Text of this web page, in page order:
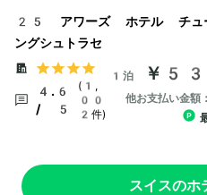
25 アワーズ ホテル チュ
ングシュトラセ
4.6
/ 5
(1,
00
2件)
1泊 ￥
他お支払い
スイスのホ